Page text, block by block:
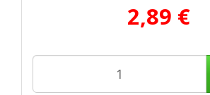
2,89 €